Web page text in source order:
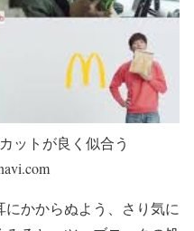
ットが良く似合う
かからぬよう、さり気に